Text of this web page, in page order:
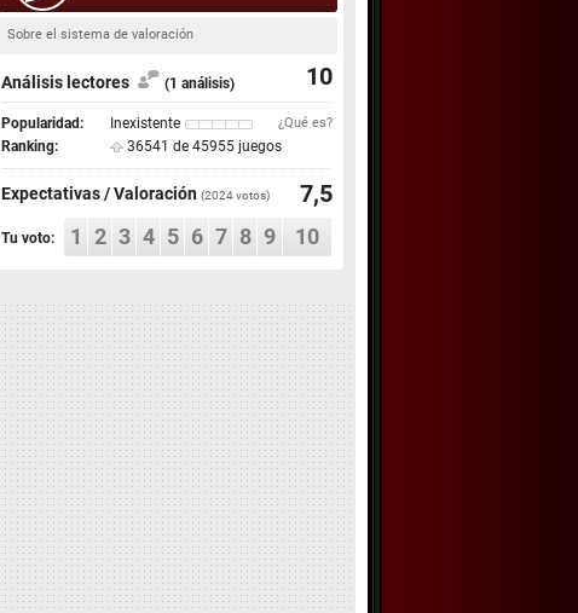
Sobre el sistema de valoración
10
Análisis lectores (1 análisis)
Popularidad: Inexistente ¿Qué es?
Ranking: 36541 de 45955 juegos
Expectativas / Valoración (2024votos) 7,5
Tu voto: 1 2 3 4 5 6 7 8 9 10